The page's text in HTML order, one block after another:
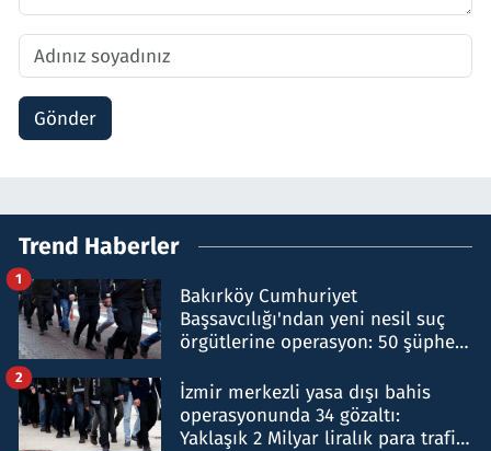
Gönder
Trend Haberler
Bakırköy Cumhuriyet
Başsavcılığı'ndan yeni nesil suç
örgütlerine operasyon: 50 şüpheli
1
İzmir merkezli yasa dışı bahis
operasyonunda 34 gözaltı:
Yaklaşık 2 Milyar liralık para trafiği
2